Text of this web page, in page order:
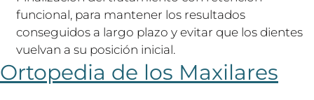
funcional, para mantener los resultados
conseguidos a largo plazo y evitar que los dientes
vuelvan a su posición inicial.
Ortopedia de los Maxilares